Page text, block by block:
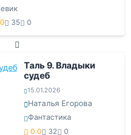
35 0
Таль 9. Владыки
судеб
15.01.2026
Наталья Егорова
Фантастика
0.0 32 0